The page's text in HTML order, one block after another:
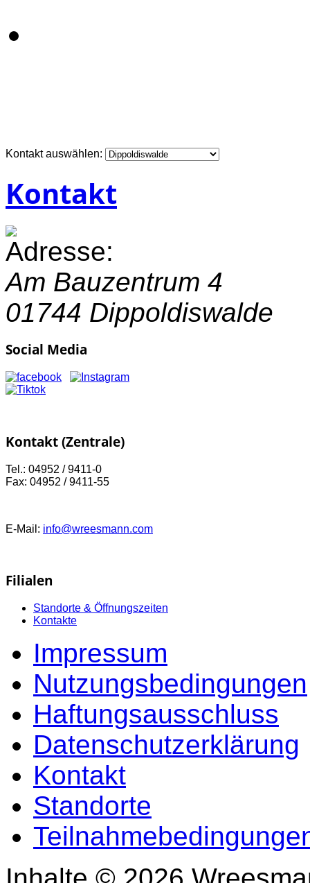
Kontakt auswählen:
Kontakt
Am Bauzentrum 4
01744 Dippoldiswalde
Social Media
Kontakt (Zentrale)
Tel.: 04952 / 9411-0
Fax: 04952 / 9411-55
E-Mail: info@wreesmann.com
Filialen
Standorte & Öffnungszeiten
Kontakte
Impressum
Nutzungsbedingungen
Haftungsausschluss
Datenschutzerklärung
Kontakt
Standorte